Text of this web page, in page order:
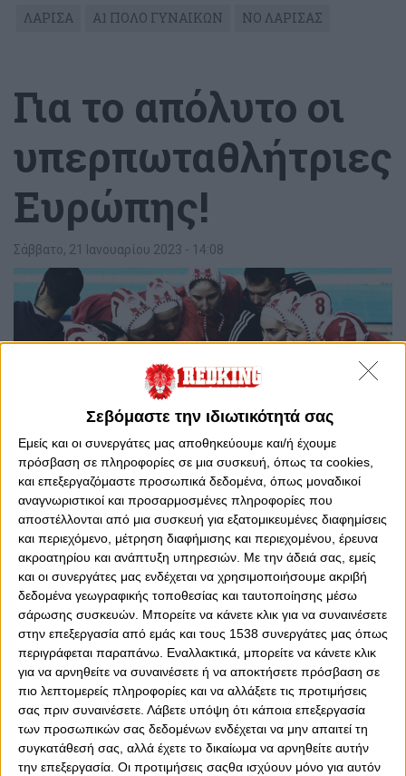
Σεβόμαστε την ιδιωτικότητά σας
Εμείς και οι συνεργάτες μας αποθηκεύουμε και/ή έχουμε
πρόσβαση σε πληροφορίες σε μια συσκευή, όπως τα cookies,
και επεξεργαζόμαστε προσωπικά δεδομένα, όπως μοναδικοί
αναγνωριστικοί και προσαρμοσμένες πληροφορίες που
αποστέλλονται από μια συσκευή για εξατομικευμένες διαφημίσεις
και περιεχόμενο, μέτρηση διαφήμισης και περιεχομένου, έρευνα
ακροατηρίου και ανάπτυξη υπηρεσιών. Με την άδειά σας, εμείς
και οι συνεργάτες μας ενδέχεται να χρησιμοποιήσουμε ακριβή
δεδομένα γεωγραφικής τοποθεσίας και ταυτοποίησης μέσω
σάρωσης συσκευών. Μπορείτε να κάνετε κλικ για να συναινέσετε
στην επεξεργασία από εμάς και τους 1538 συνεργάτες μας όπως
περιγράφεται παραπάνω. Εναλλακτικά, μπορείτε να κάνετε κλικ
για να αρνηθείτε να συναινέσετε ή να αποκτήσετε πρόσβαση σε
πιο λεπτομερείς πληροφορίες και να αλλάξετε τις προτιμήσεις
σας πριν συναινέσετε. Λάβετε υπόψη ότι κάποια επεξεργασία
των προσωπικών σας δεδομένων ενδέχεται να μην απαιτεί τη
συγκατάθεσή σας, αλλά έχετε το δικαίωμα να αρνηθείτε αυτήν
την επεξεργασία. Οι προτιμήσεις σαςθα ισχύουν μόνο για αυτόν
ΛΑΡΙΣΑ
Α1 ΠΟΛΟ ΓΥΝΑΙΚΩΝ ΝΟ ΛΑΡΙΣΑΣ
Για το απόλυτο οι
υπερπωταθλήτριες
Ευρώπης!
Σάββατο, 21 Ιανουαρίου 2023 - 14:08
0 0
«Στροφή» στο πρωτάθλημα για την ομάδα πόλο Γυναικών
του Ολυμπιακού, σήμερα Σάββατο (21/1), μετά την
πρόκριση στο
Final -4 του Κυπέλλου. Οι πρωταθλήτριες
Ευρώπης αντιμετωπίζουν στις 18:00 τον ΝΟ Λάρισας
εκτός έδρας, για τη 13η αγωνιστική της Α1, με στόχο το
«13 στα 13».
Στο Εθνικό κολυμβητήριο Λάρισας, τα κορίτσια του
Θρύλου θέλουν τη νίκη κόντρα στην τοπική ομάδα, ώστε
να συνεχίσουν την ξέφρενη πορεία τους, διευρύνοντας το
νικηφόρο σερί που «τρέχουν» στο πρωτάθλημα.